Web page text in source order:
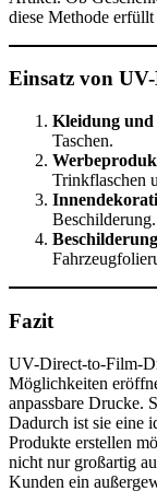
diese Methode
Einsatz von
Kleidung und
Taschen.
Trinkflaschen
Beschilderung.
Fazit
UV-Direct-to-Film-
Möglichkeiten
anpassbare Drucke.
Dadurch ist sie eine
Produkte erstellen
nicht nur großartig
Kunden ein